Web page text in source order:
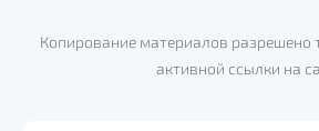
Копирование материалов разрешено
активной ссылки на